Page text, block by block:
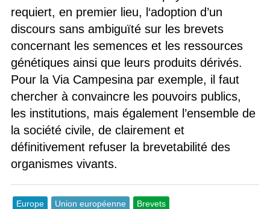
requiert, en premier lieu, l‘adoption d’un
discours sans ambiguïté sur les brevets
concernant les semences et les ressources
génétiques ainsi que leurs produits dérivés.
Pour la Via Campesina par exemple, il faut
chercher à convaincre les pouvoirs publics,
les institutions, mais également l’ensemble de
la société civile, de clairement et
définitivement refuser la brevetabilité des
organismes vivants.
Europe Union européenne
Brevets